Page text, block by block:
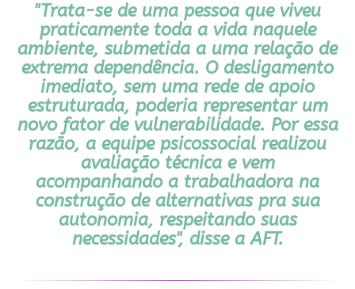
"Trata-se de uma pessoa que viveu
praticamente toda a vida naquele
ambiente, submetida a uma relação de
extrema dependência. O desligamento
imediato, sem uma rede de apoio
estruturada, poderia representar um
novo fator de vulnerabilidade. Por essa
razão, a equipe psicossocial realizou
avaliação técnica e vem
acompanhando a trabalhadora na
construção de alternativas pra sua
autonomia, respeitando suas
necessidades", disse a AFT.